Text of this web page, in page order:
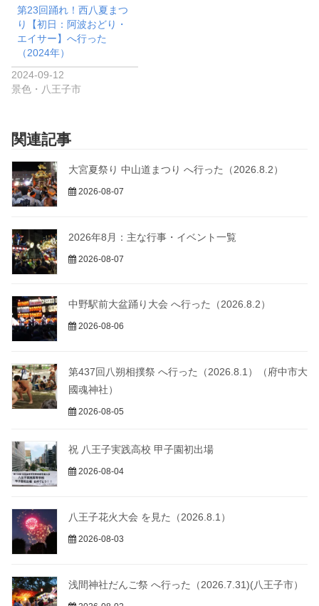
第23回踊れ！西八夏まつ
り【初日：阿波おどり・
エイサー】へ行った
（2024年）
2024-09-12
景色・八王子市
関連記事
大宮夏祭り 中山道まつり へ行った（2026.8.2）
2026-08-07
2026年8月：主な行事・イベント一覧
2026-08-07
中野駅前大盆踊り大会 へ行った（2026.8.2）
2026-08-06
第437回八朔相撲祭 へ行った（2026.8.1）（府中市大
國魂神社）
2026-08-05
祝 八王子実践高校 甲子園初出場
2026-08-04
八王子花火大会 を見た（2026.8.1）
2026-08-03
浅間神社だんご祭 へ行った（2026.7.31)(八王子市）